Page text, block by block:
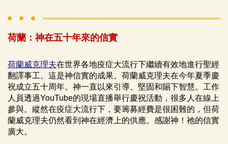
荷蘭：神在五十年來的信實
荷蘭威克理夫在世界各地疫症大流行下繼續有效地進行聖經
翻譯事工。這是神信實的成果。荷蘭威克理夫在今年夏季慶
祝成立五十周年。神一直以來引導、堅固和賜下智慧。工作
人員透過YouTube的現場直播舉行慶祝活動，很多人在線上
參與。縱然在疫症大流行下，要籌募經費是很困難的，但荷
蘭威克理夫仍然看到神在經濟上的供應。感謝神！祂的信實
廣大。